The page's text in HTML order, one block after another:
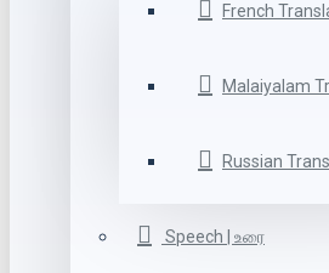
French
Malaiyalam
Russian
Speech | உரை